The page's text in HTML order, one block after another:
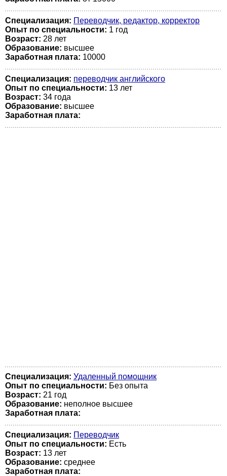
Специализация: Переводчик, редактор, корректор
Опыт по специальности: 1 год
Возраст: 28 лет
Образование: высшее
Заработная плата: 10000
Специализация: переводчик английского
Опыт по специальности: 13 лет
Возраст: 34 годa
Образование: высшее
Заработная плата:
Специализация: Удаленный помощник
Опыт по специальности: Без опыта
Возраст: 21 год
Образование: неполное высшее
Заработная плата:
Специализация: Переводчик
Опыт по специальности: Есть
Возраст: 13 лет
Образование: среднее
Заработная плата: